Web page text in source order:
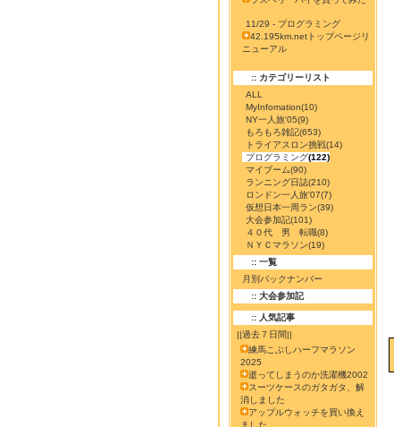
11/29 - プログラミング
42.195km.netトップページリ
ニューアル
:: カテゴリーリスト
ALL
MyInfomation(10)
NY一人旅'05(9)
もろもろ雑記(653)
トライアスロン挑戦(14)
プログラミング(122)
マイブーム(90)
ランニング日誌(210)
ロンドン一人旅'07(7)
仮想日本一周ラン(39)
大会参加記(101)
４０代 男 転職(8)
ＮＹＣマラソン(19)
:: 一覧
月別バックナンバー
:: 大会参加記
:: 人気記事
||過去７日間||
練馬こぶしハーフマラソン
2025
逝ってしまうのか洗濯機2002
スーツケースのガタガタ、解
消しました
アップルウォッチを買い換え
ました